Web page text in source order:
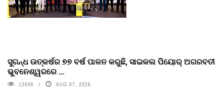
ସୁଗନ୍ଧ ଉତ୍କର୍ଷର ୭୭ ବର୍ଷ ପାଳନ କରୁଛି, ସାଇକଲ ପିୟୋର୍‌ ଅଗରବତୀ
ଭୁବନେଶ୍ୱରରେ ...
13998 AUG 07, 2026